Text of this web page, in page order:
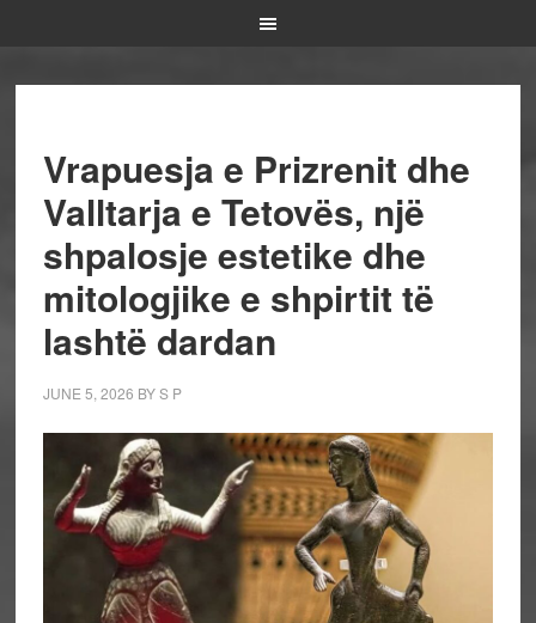
Vrapuesja e Prizrenit dhe
Valltarja e Tetovës, një
shpalosje estetike dhe
mitologjike e shpirtit të
lashtë dardan
JUNE 5, 2026 BYS P